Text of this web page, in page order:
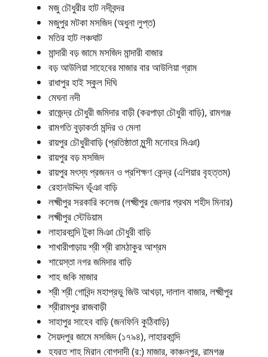
মজু চৌধুরীর হাট নদীবন্দর
মজুপুর মটকা মসজিদ (অধুনা লুপ্ত)
মতির হাট লঞ্চঘাট
মান্দারী বড় জামে মসজিদ মান্দারী বাজার
বড় আউলিয়া সাহেবের মাজার বার আউলিয়া গ্রাম
রাধাপুর হাই স্কুল দিঘি
মেঘনা নদী
রাজেন্দ্র চৌধুরী জমিদার বাড়ী (করপাড়া চৌধুরী বাড়ি), রামগঞ্জ
রামগতি বুড়াকর্তা মন্দির ও মেলা
রায়পুর চৌধুরীবাড়ি (প্রতিষ্ঠাতা মুন্সী মনোহর মিঞা)
রায়পুর বড় মসজিদ
রায়পুর মৎস্য প্রজনন ও প্রশিক্ষণ কেন্দ্র (এশিয়ার বৃহত্তম)
রেহানউদ্দিন ভূঁঞা বাড়ি
লক্ষ্মীপুর সরকারি কলেজ (লক্ষ্মীপুর জেলার প্রথম শহীদ মিনার)
লক্ষ্মীপুর স্টেডিয়াম
লাহারকান্দি টুকা মিঞা চৌধুরী বাড়ি
শাখারীপাড়ায় শ্রী শ্রী রামঠাকুর আশ্রম
শায়েস্তা নগর জমিদার বাড়ি
শাহ জকি মাজার
শ্রী শ্রী গোবিন্দ মহাপ্রভু জিউ আখড়া, দালাল বাজার, লক্ষ্মীপুর
শ্রীরামপুর রাজবাড়ী
সাহাপুর সাহেব বাড়ি (জনফিনি কুঠিবাড়ি)
সৈয়দপুর জামে মসজিদ (১৭৯৪), লাহারকান্দি
হযরত শাহ মিরান বোগদাদী (র:) মাজার, কাঞ্চনপুর, রামগঞ্জ